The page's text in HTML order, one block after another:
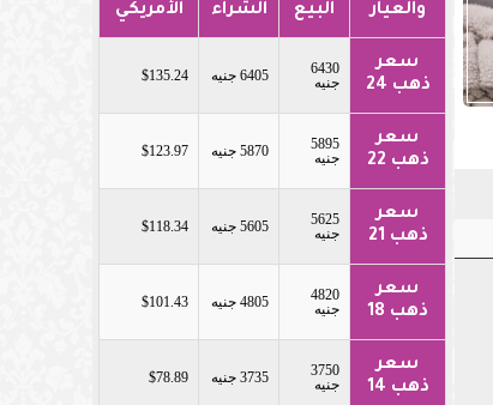
والعيار
البيع
الشراء
الأمريكي
سعر
ذهب 24
6430
جنيه
6405 جنيه $135.24
سعر
ذهب 22
5895
جنيه
5870 جنيه $123.97
سعر
ذهب 21
5625
جنيه
5605 جنيه $118.34
سعر
ذهب 18
4820
جنيه
4805 جنيه $101.43
سعر
ذهب 14
3750
جنيه
3735 جنيه $78.89